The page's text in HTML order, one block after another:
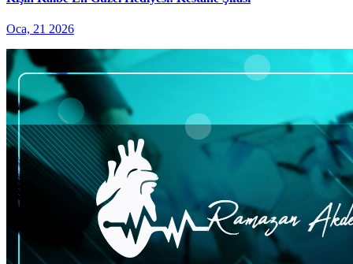
Oca, 21 2026